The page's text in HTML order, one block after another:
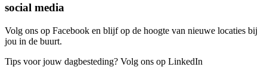
social media
Volg ons op Facebook en blijf op de hoogte van nieuwe locaties bij
jou in de buurt.
Tips voor jouw dagbesteding? Volg ons op LinkedIn